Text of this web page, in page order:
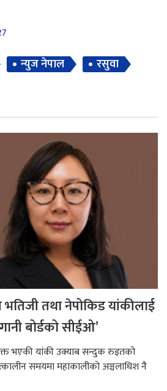
न्युज नेपाल रसुवा
तथा नेपोकिड यांकीलाई
बोर्डको सीईओ’
भएकी यांकी उक्याब सन्दुक रुइतको
समयमा महाकालीको अञ्चलाधिश नै